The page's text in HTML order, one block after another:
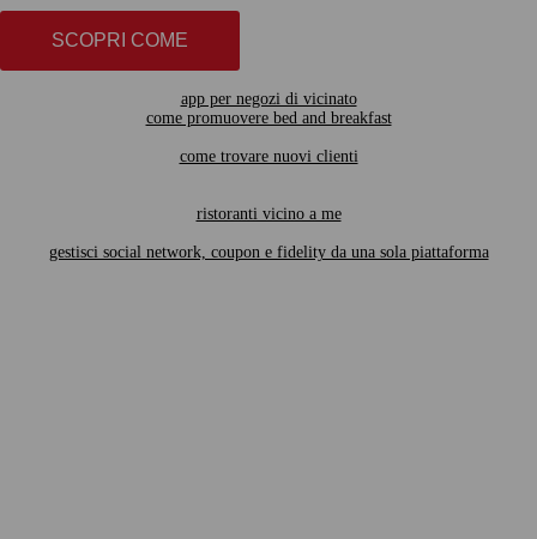
SCOPRI COME
app per negozi di vicinato
come promuovere bed and breakfast
come trovare nuovi clienti
ristoranti vicino a me
gestisci social network, coupon e fidelity da una sola piattaforma